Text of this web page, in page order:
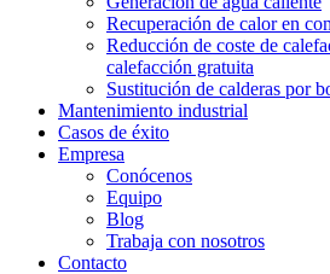
Recuperación de calor en
Reducción de coste de
calefacción gratuita
Sustitución de calderas por
Mantenimiento industrial
Casos de éxito
Empresa
Conócenos
Equipo
Blog
Trabaja con nosotros
Contacto